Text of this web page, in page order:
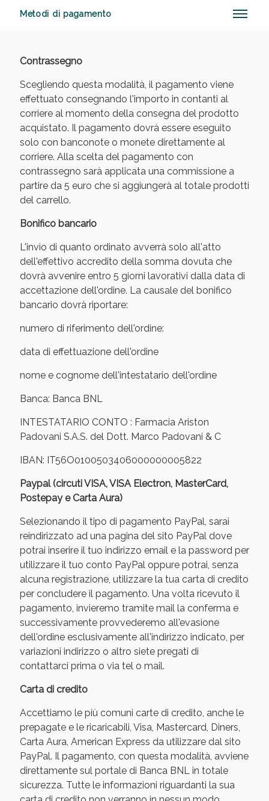
Metodi di pagamento
Contrassegno
Scegliendo questa modalità, il pagamento viene
effettuato consegnando l'importo in contanti al
corriere al momento della consegna del prodotto
acquistato. Il pagamento dovrà essere eseguito
solo con banconote o monete direttamente al
corriere. Alla scelta del pagamento con
contrassegno sarà applicata una commissione a
partire da 5 euro che si aggiungerà al totale prodotti
del carrello.
Bonifico bancario
L'invio di quanto ordinato avverrà solo all'atto
dell'effettivo accredito della somma dovuta che
dovrà avvenire entro 5 giorni lavorativi dalla data di
accettazione dell'ordine. La causale del bonifico
bancario dovrà riportare:
numero di riferimento dell'ordine:
data di effettuazione dell'ordine
nome e cognome dell'intestatario dell'ordine
Banca: Banca BNL
INTESTATARIO CONTO : Farmacia Ariston
Padovani S.A.S. del Dott. Marco Padovani & C
IBAN: IT56O0100503406000000005822
Paypal (circuti VISA, VISA Electron, MasterCard,
Postepay e Carta Aura)
Selezionando il tipo di pagamento PayPal, sarai
reindirizzato ad una pagina del sito PayPal dove
potrai inserire il tuo indirizzo email e la password per
utilizzare il tuo conto PayPal oppure potrai, senza
alcuna registrazione, utilizzare la tua carta di credito
per concludere il pagamento. Una volta ricevuto il
pagamento, invieremo tramite mail la conferma e
successivamente provvederemo all'evasione
dell'ordine esclusivamente all'indirizzo indicato, per
variazioni indirizzo o altro siete pregati di
contattarci prima o via tel o mail.
Carta di credito
Accettiamo le più comuni carte di credito, anche le
prepagate e le ricaricabili, Visa, Mastercard, Diners,
Carta Aura, American Express da utilizzare dal sito
PayPal. Il pagamento, con questa modalità, avviene
direttamente sul portale di Banca BNL in totale
sicurezza. Tutte le informazioni riguardanti la sua
Benessere Intestinale: Sconto fino al 55% valido
oggi!